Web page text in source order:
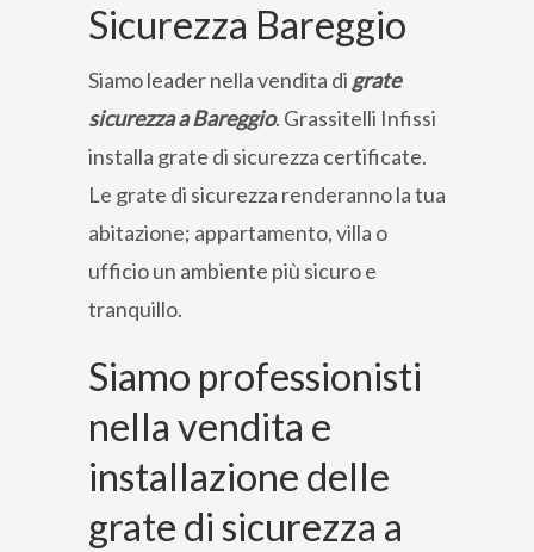
Sicurezza Bareggio
Siamo leader nella vendita di grate
sicurezza a Bareggio. Grassitelli Infissi
installa grate di sicurezza certificate.
Le grate di sicurezza renderanno la tua
abitazione; appartamento, villa o
ufficio un ambiente più sicuro e
tranquillo.
Siamo professionisti
nella vendita e
installazione delle
grate di sicurezza a